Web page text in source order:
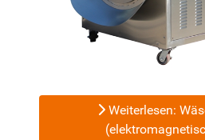
Weiterlesen: